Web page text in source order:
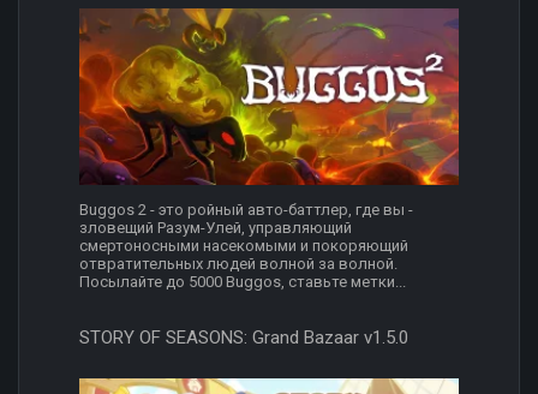
Buggos 2 - это ройный авто-баттлер, где вы -
зловещий Разум-Улей, управляющий
смертоносными насекомыми и покоряющий
отвратительных людей волной за волной.
Посылайте до 5000 Buggos, ставьте метки...
STORY OF SEASONS: Grand Bazaar v1.5.0